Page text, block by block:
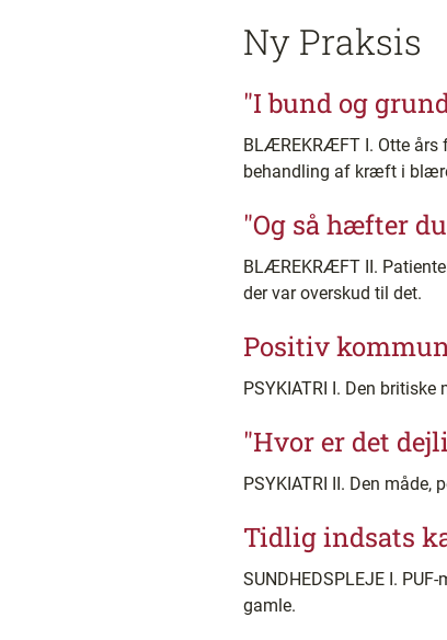
Ny Praksis
"I bund og
BLÆREKRÆFT I. Otte års
behandling af kræft i
"Og så hæfter
BLÆREKRÆFT II.
der var overskud til det.
Positiv
PSYKIATRI I. Den
"Hvor er det
PSYKIATRI II. Den
Tidlig indsats
SUNDHEDSPLEJE I.
gamle.